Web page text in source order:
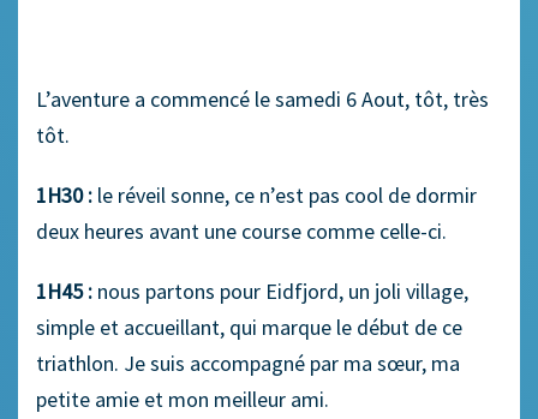
L’aventure a commencé le samedi 6 Aout, tôt, très
tôt.
1H30 : le réveil sonne, ce n’est pas cool de dormir
deux heures avant une course comme celle-ci.
1H45 : nous partons pour Eidfjord, un joli village,
simple et accueillant, qui marque le début de ce
triathlon. Je suis accompagné par ma sœur, ma
petite amie et mon meilleur ami.